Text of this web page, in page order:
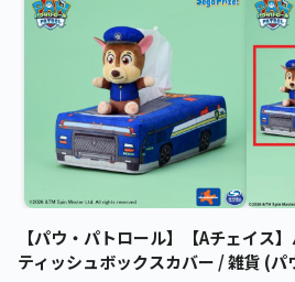
【パウ・パトロール】【Aチェイス
ティッシュボックスカバー / 雑貨 (